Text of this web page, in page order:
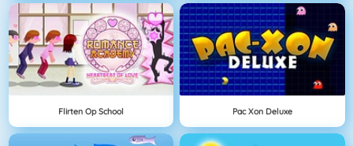
Flirten Op School Pac Xon Deluxe